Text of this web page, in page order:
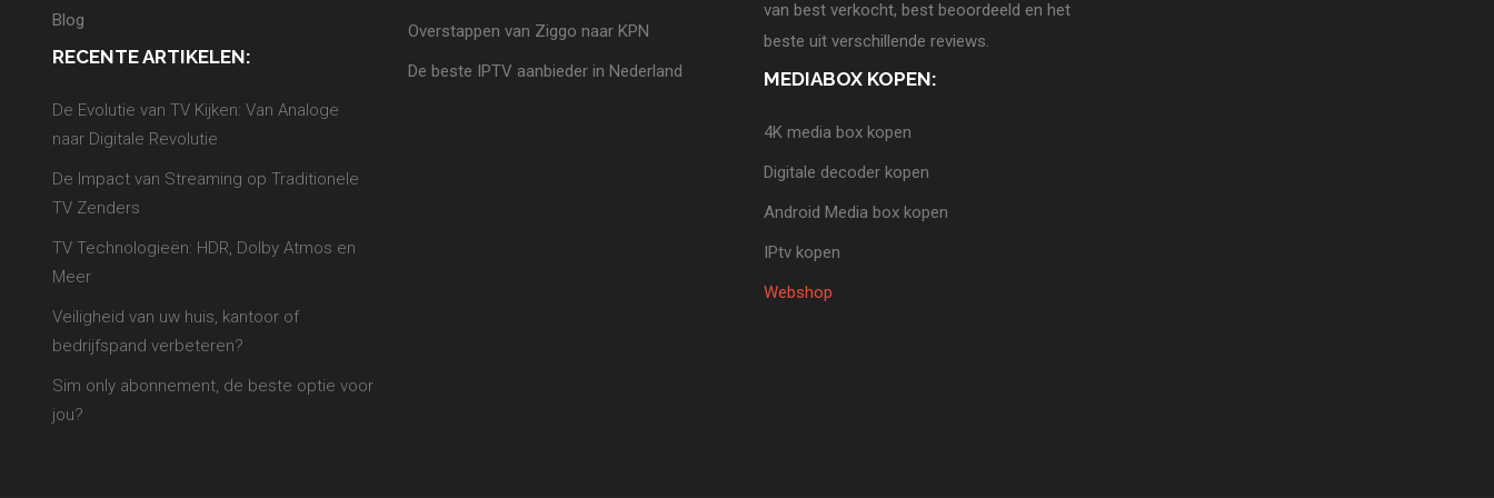
Blog
RECENTE ARTIKELEN:
De Evolutie van TV Kijken: Van Analoge
naar Digitale Revolutie
De Impact van Streaming op Traditionele
TV Zenders
TV Technologieën: HDR, Dolby Atmos en
Meer
Veiligheid van uw huis, kantoor of
bedrijfspand verbeteren?
Sim only abonnement, de beste optie voor
jou?
Overstappen van Ziggo naar KPN
De beste IPTV aanbieder in Nederland
van best verkocht, best beoordeeld en het
beste uit verschillende reviews.
MEDIABOX KOPEN:
4K media box kopen
Digitale decoder kopen
Android Media box kopen
IPtv kopen
Webshop